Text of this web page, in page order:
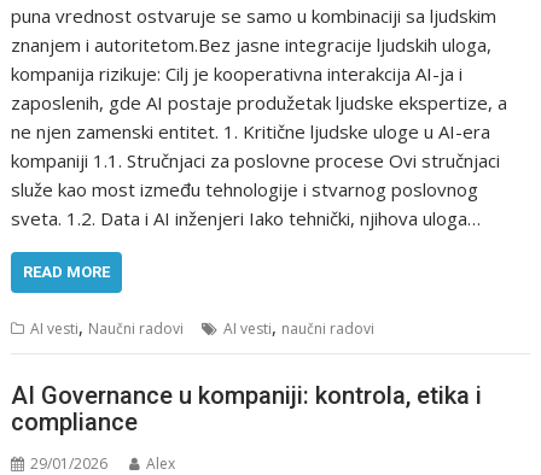
puna vrednost ostvaruje se samo u kombinaciji sa ljudskim
znanjem i autoritetom.Bez jasne integracije ljudskih uloga,
kompanija rizikuje: Cilj je kooperativna interakcija AI-ja i
zaposlenih, gde AI postaje produžetak ljudske ekspertize, a
ne njen zamenski entitet. 1. Kritične ljudske uloge u AI-era
kompaniji 1.1. Stručnjaci za poslovne procese Ovi stručnjaci
služe kao most između tehnologije i stvarnog poslovnog
sveta. 1.2. Data i AI inženjeri Iako tehnički, njihova uloga…
READ MORE
AI vesti, Naučni radovi AI vesti, naučni radovi
AI Governance u kompaniji: kontrola, etika i
compliance
29/01/2026 Alex